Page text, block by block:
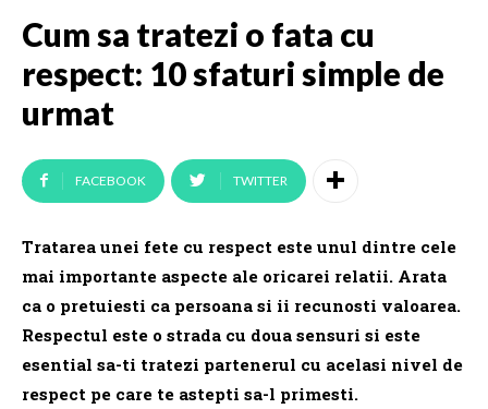
Cum sa tratezi o fata cu
respect: 10 sfaturi simple de
urmat
FACEBOOK TWITTER
Tratarea unei fete cu respect este unul dintre cele
mai importante aspecte ale oricarei relatii. Arata
ca o pretuiesti ca persoana si ii recunosti valoarea.
Respectul este o strada cu doua sensuri si este
esential sa-ti tratezi partenerul cu acelasi nivel de
respect pe care te astepti sa-l primesti.